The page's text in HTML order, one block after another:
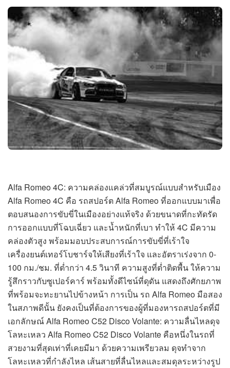
Alfa Romeo 4C: ความคล่องแคล่วที่สมบูรณ์แบบสำหรับเมือง
Alfa Romeo 4C คือ รถสปอร์ต Alfa Romeo ที่ออกแบบมาเพื่อ
ตอบสนองการขับขี่ในเมืองอย่างแท้จริง ด้วยขนาดที่กะทัดรัด
การออกแบบที่โฉบเฉี่ยว และน้ำหนักที่เบา ทำให้ 4C มีความ
คล่องตัวสูง พร้อมมอบประสบการณ์การขับขี่ที่เร้าใจ
เครื่องยนต์เทอร์โบชาร์จให้เสียงที่เร้าใจ และอัตราเร่งจาก 0-
100 กม./ชม. ที่ต่ำกว่า 4.5 วินาที ความสูงที่ต่ำติดพื้น ให้ความ
รู้สึกราวกับซูเปอร์คาร์ พร้อมทั้งดีไซน์ที่ดุดัน แสดงถึงศักยภาพ
ที่พร้อมจะทะยานไปข้างหน้า การเป็น รถ Alfa Romeo มือสอง
ในสภาพดีนั้น ยังคงเป็นที่ต้องการของผู้ที่มองหารถสปอร์ตที่มี
เอกลักษณ์ Alfa Romeo C52 Disco Volante: ความลื่นไหลดุจ
โลหะเหลว Alfa Romeo C52 Disco Volante คือหนึ่งในรถที่
สวยงามที่สุดเท่าที่เคยมีมา ด้วยความเพรียวลม ดุจทำจาก
โลหะเหลวที่กำลังไหล เส้นสายที่ลื่นไหลและสมดุลระหว่างรูป